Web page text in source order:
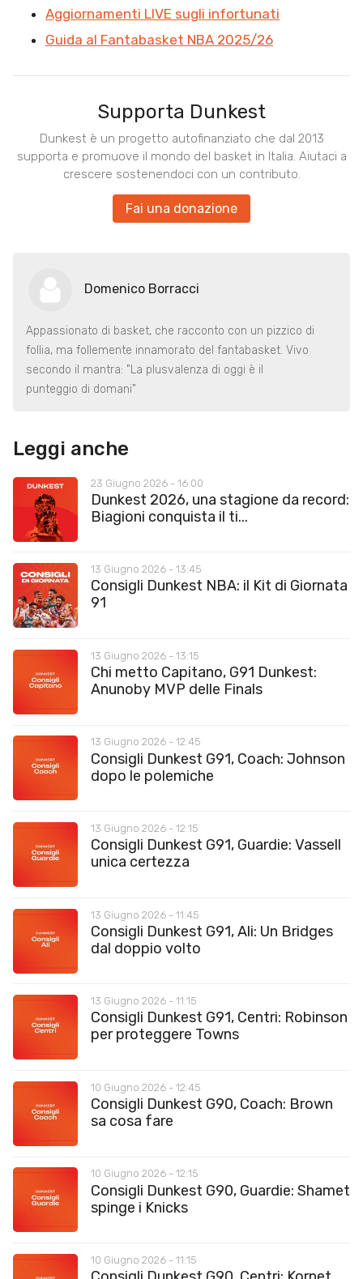
Aggiornamenti LIVE sugli infortunati
Guida al Fantabasket NBA 2025/26
Supporta Dunkest
Dunkest è un progetto autofinanziato che dal 2013
supporta e promuove il mondo del basket in Italia. Aiutaci a
crescere sostenendoci con un contributo.
Fai una donazione
Domenico Borracci
Appassionato di basket, che racconto con un pizzico di
follia, ma follemente innamorato del fantabasket. Vivo
secondo il mantra: "La plusvalenza di oggi è il
punteggio di domani"
Leggi anche
23 Giugno 2026 - 16:00
Dunkest 2026, una stagione da record:
Biagioni conquista il ti...
13 Giugno 2026 - 13:45
Consigli Dunkest NBA: il Kit di Giornata
91
13 Giugno 2026 - 13:15
Chi metto Capitano, G91 Dunkest:
Anunoby MVP delle Finals
13 Giugno 2026 - 12:45
Consigli Dunkest G91, Coach: Johnson
dopo le polemiche
13 Giugno 2026 - 12:15
Consigli Dunkest G91, Guardie: Vassell
unica certezza
13 Giugno 2026 - 11:45
Consigli Dunkest G91, Ali: Un Bridges
dal doppio volto
13 Giugno 2026 - 11:15
Consigli Dunkest G91, Centri: Robinson
per proteggere Towns
10 Giugno 2026 - 12:45
Consigli Dunkest G90, Coach: Brown
sa cosa fare
10 Giugno 2026 - 12:15
Consigli Dunkest G90, Guardie: Shamet
spinge i Knicks
10 Giugno 2026 - 11:15